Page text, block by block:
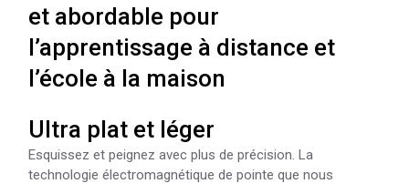
et abordable pour
l’apprentissage à distance et
l’école à la maison
Ultra plat et léger
Esquissez et peignez avec plus de précision. La
technologie électromagnétique de pointe que nous